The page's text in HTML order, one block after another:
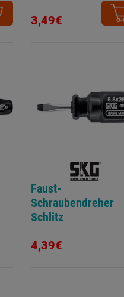
3,49€
Faust-
Schraubendreher
Schlitz
4,39€